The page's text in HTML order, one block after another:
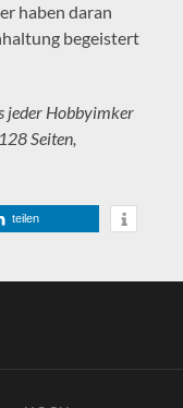
haben daran
begeistert
jeder Hobbyimker
Seiten,
teilen